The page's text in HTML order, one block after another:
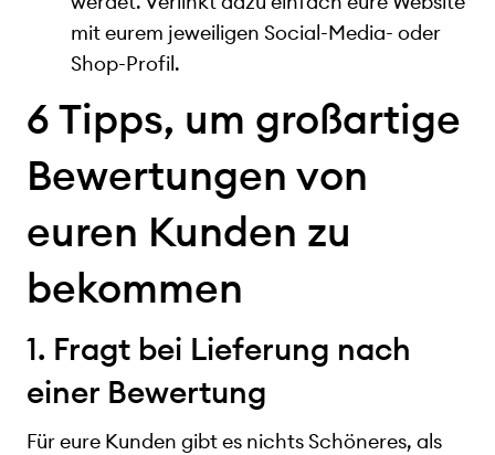
mit eurem jeweiligen Social-Media- oder
Shop-Profil.
6 Tipps, um großartige
Bewertungen von
euren Kunden zu
bekommen
1. Fragt bei Lieferung nach
einer Bewertung
Für eure Kunden gibt es nichts Schöneres, als